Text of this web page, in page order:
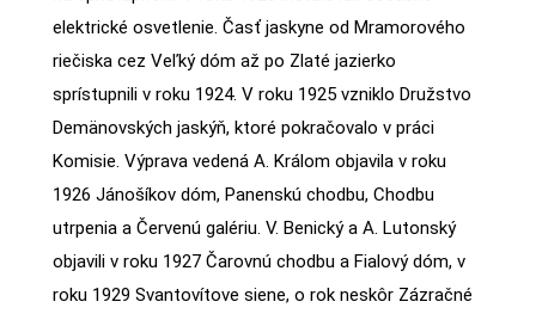
elektrické osvetlenie. Časť jaskyne od Mramorového
riečiska cez Veľký dóm až po Zlaté jazierko
sprístupnili v roku 1924. V roku 1925 vzniklo Družstvo
Demänovských jaskýň, ktoré pokračovalo v práci
Komisie. Výprava vedená A. Králom objavila v roku
1926 Jánošíkov dóm, Panenskú chodbu, Chodbu
utrpenia a Červenú galériu. V. Benický a A. Lutonský
objavili v roku 1927 Čarovnú chodbu a Fialový dóm, v
roku 1929 Svantovítove siene, o rok neskôr Zázračné